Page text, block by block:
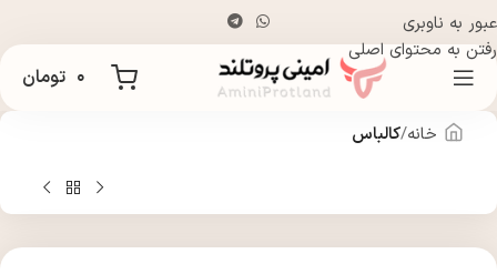
عبور به ناوبری
رفتن به محتوای اصلی
۰ تومان
خانه کالباس